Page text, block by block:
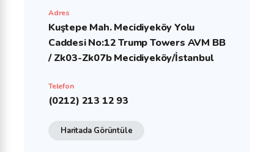
Adres
Kuştepe Mah. Mecidiyeköy Yolu
Caddesi No:12 Trump Towers AVM BB
/ Zk03-Zk07b Mecidiyeköy/İstanbul
Telefon
(0212) 213 12 93
Haritada Görüntüle